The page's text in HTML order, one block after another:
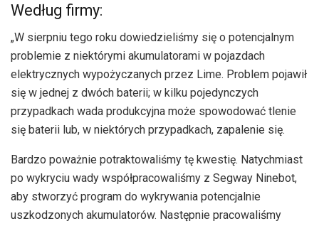
Według firmy:
„W sierpniu tego roku dowiedzieliśmy się o potencjalnym
problemie z niektórymi akumulatorami w pojazdach
elektrycznych wypożyczanych przez Lime. Problem pojawił
się w jednej z dwóch baterii; w kilku pojedynczych
przypadkach wada produkcyjna może spowodować tlenie
się baterii lub, w niektórych przypadkach, zapalenie się.
Bardzo poważnie potraktowaliśmy tę kwestię. Natychmiast
po wykryciu wady współpracowaliśmy z Segway Ninebot,
aby stworzyć program do wykrywania potencjalnie
uszkodzonych akumulatorów. Następnie pracowaliśmy